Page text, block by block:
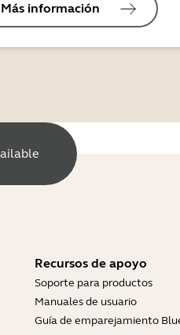
Más información
Recursos de apoyo
Soporte para productos
Manuales de usuario
Guía de emparejamiento